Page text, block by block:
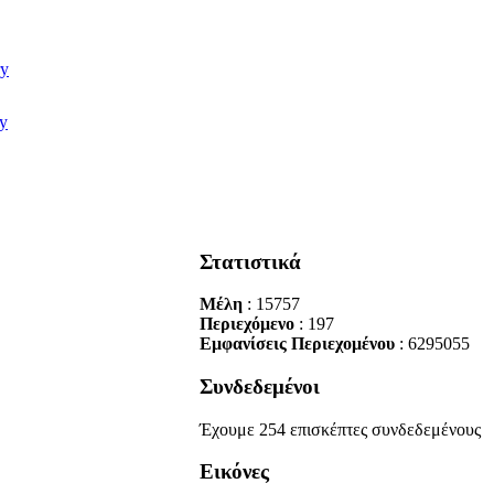
Στατιστικά
Μέλη : 15757
Περιεχόμενο : 197
Εμφανίσεις Περιεχομένου : 6295055
Συνδεδεμένοι
Έχουμε 254 επισκέπτες συνδεδεμένους
Εικόνες